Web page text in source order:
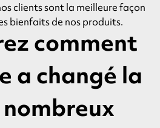
clients sont la meilleure façon
bienfaits de nos produits.
comment
a changé la